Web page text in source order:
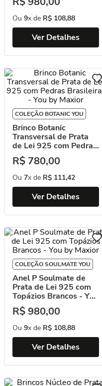
Ou 9x de R$ 108,88
Ver Detalhes
COLEÇÃO BOTANIC YOU
Brinco Botanic
Transversal de Prata
de Lei 925 com Pedras
Brasileiras - You by
Maxior
R$ 780,00
Ou 7x de R$ 111,42
Ver Detalhes
COLEÇÃO SOULMATE YOU
Anel P Soulmate de
Prata de Lei 925 com
Topázios Brancos - You
by Maxior
R$980,00
Ou 9x de R$ 108,88
Ver Detalhes